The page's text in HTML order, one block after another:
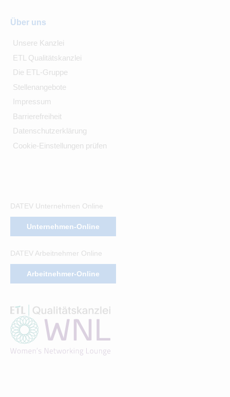
Über uns
Unsere Kanzlei
ETL Qualitätskanzlei
Die ETL-Gruppe
Stellenangebote
Impressum
Barrierefreiheit
Datenschutzerklärung
Cookie-Einstellungen prüfen
DATEV Unternehmen Online
Unternehmen-Online
DATEV Arbeitnehmer Online
Arbeitnehmer-Online